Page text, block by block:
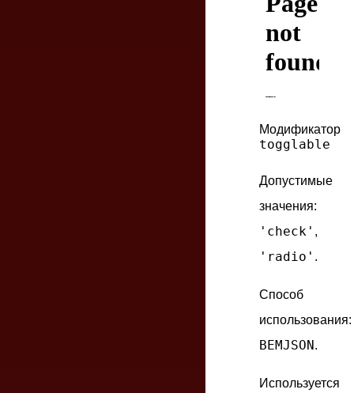
Модификатор
togglable
Допустимые
значения:
'check' ,
'radio' .
Способ
использования:
BEMJSON .
Используется